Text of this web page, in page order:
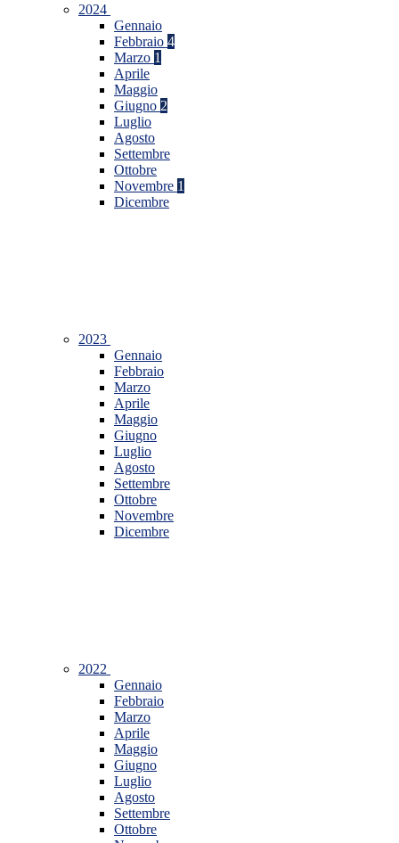
2024
Gennaio
Febbraio 4
Marzo 1
Aprile
Maggio
Giugno 2
Luglio
Agosto
Settembre
Ottobre
Novembre 1
Dicembre
2023
Gennaio
Febbraio
Marzo
Aprile
Maggio
Giugno
Luglio
Agosto
Settembre
Ottobre
Novembre
Dicembre
2022
Gennaio
Febbraio
Marzo
Aprile
Maggio
Giugno
Luglio
Agosto
Settembre
Ottobre